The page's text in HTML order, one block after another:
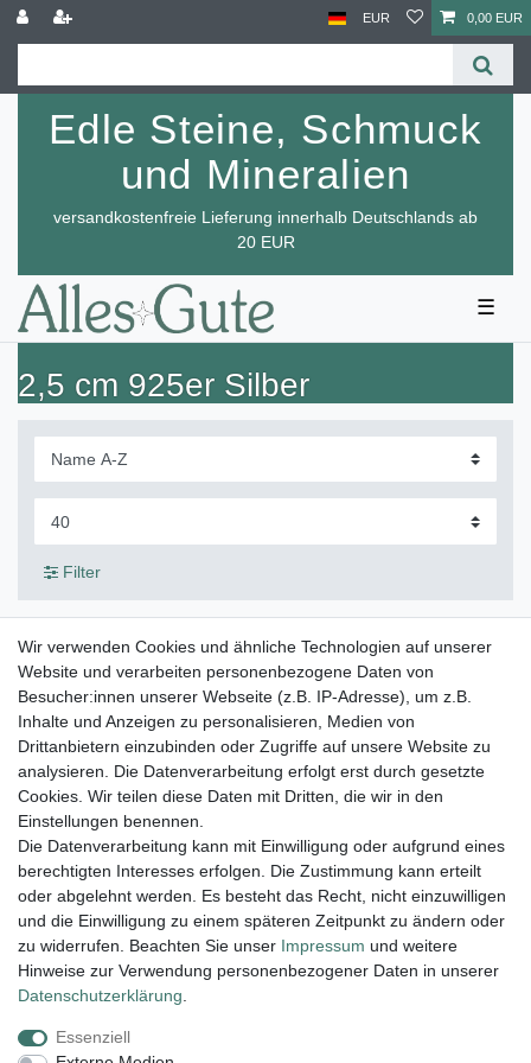
EUR 0,00 EUR
Edle Steine, Schmuck
und Mineralien
versandkostenfreie Lieferung innerhalb Deutschlands ab
20 EUR
☰
2,5 cm 925er Silber
Filter
Engel Schutzengel 25 mm 925er Silber
10,45 € *
In den Warenkorb
*inkl. ges. MwSt. zzgl.Versandkosten
Lieferung und Versand
Impressum Daten­schutz­erklärung AGB
Widerrufs­recht
Wir verwenden Cookies und ähnliche Technologien auf unserer
Website und verarbeiten personenbezogene Daten von
Besucher:innen unserer Webseite (z.B. IP-Adresse), um z.B.
Inhalte und Anzeigen zu personalisieren, Medien von
Drittanbietern einzubinden oder Zugriffe auf unsere Website zu
analysieren. Die Datenverarbeitung erfolgt erst durch gesetzte
Cookies. Wir teilen diese Daten mit Dritten, die wir in den
Einstellungen benennen.
Die Datenverarbeitung kann mit Einwilligung oder aufgrund eines
berechtigten Interesses erfolgen. Die Zustimmung kann erteilt
oder abgelehnt werden. Es besteht das Recht, nicht einzuwilligen
und die Einwilligung zu einem späteren Zeitpunkt zu ändern oder
zu widerrufen. Beachten Sie unser Impressum und weitere
Hinweise zur Verwendung personenbezogener Daten in unserer
Daten­schutz­erklärung
Essenziell